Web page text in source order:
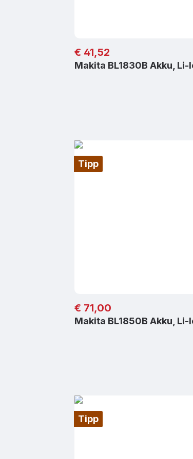
Regulärer Preis:
€ 41,52
Makita BL1830B Akku,
Tipp
Regulärer Preis:
€ 71,00
Makita BL1850B Akku,
Tipp